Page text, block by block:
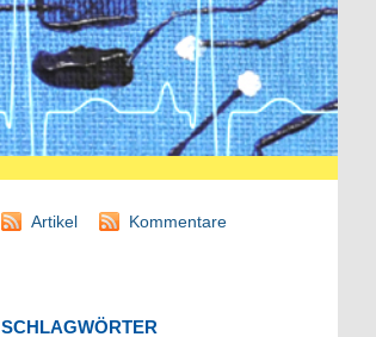
Artikel Kommentare
SCHLAGWÖRTER